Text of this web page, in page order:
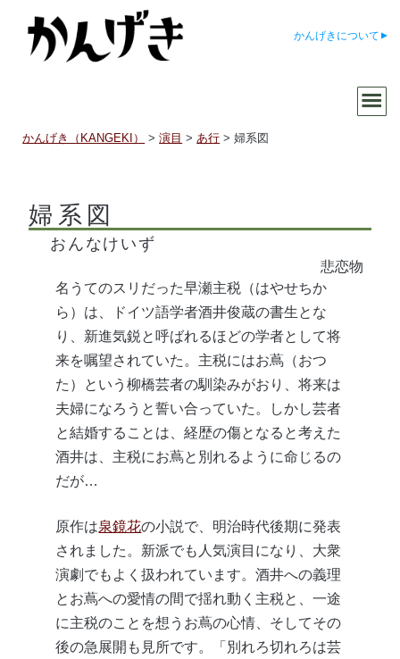
かんげきについて
かんげき（KANGEKI） >演目 >あ行 >婦系図
婦系図
おんなけいず
悲恋物
名うてのスリだった早瀬主税（はやせちか
ら）は、ドイツ語学者酒井俊蔵の書生とな
り、新進気鋭と呼ばれるほどの学者として将
来を嘱望されていた。主税にはお蔦（おつ
た）という柳橋芸者の馴染みがおり、将来は
夫婦になろうと誓い合っていた。しかし芸者
と結婚することは、経歴の傷となると考えた
酒井は、主税にお蔦と別れるように命じるの
だが…
原作は泉鏡花の小説で、明治時代後期に発表
されました。新派でも人気演目になり、大衆
演劇でもよく扱われています。酒井への義理
とお蔦への愛情の間で揺れ動く主税と、一途
に主税のことを想うお蔦の心情、そしてその
後の急展開も見所です。「別れろ切れろは芸